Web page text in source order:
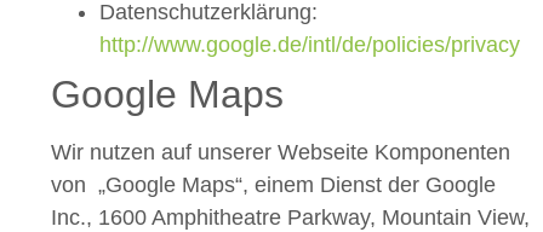
Datenschutzerklärung:
http://www.google.de/intl/de/policies/privacy
Google Maps
Wir nutzen auf unserer Webseite Komponenten
von „Google Maps“, einem Dienst der Google
Inc., 1600 Amphitheatre Parkway, Mountain View,